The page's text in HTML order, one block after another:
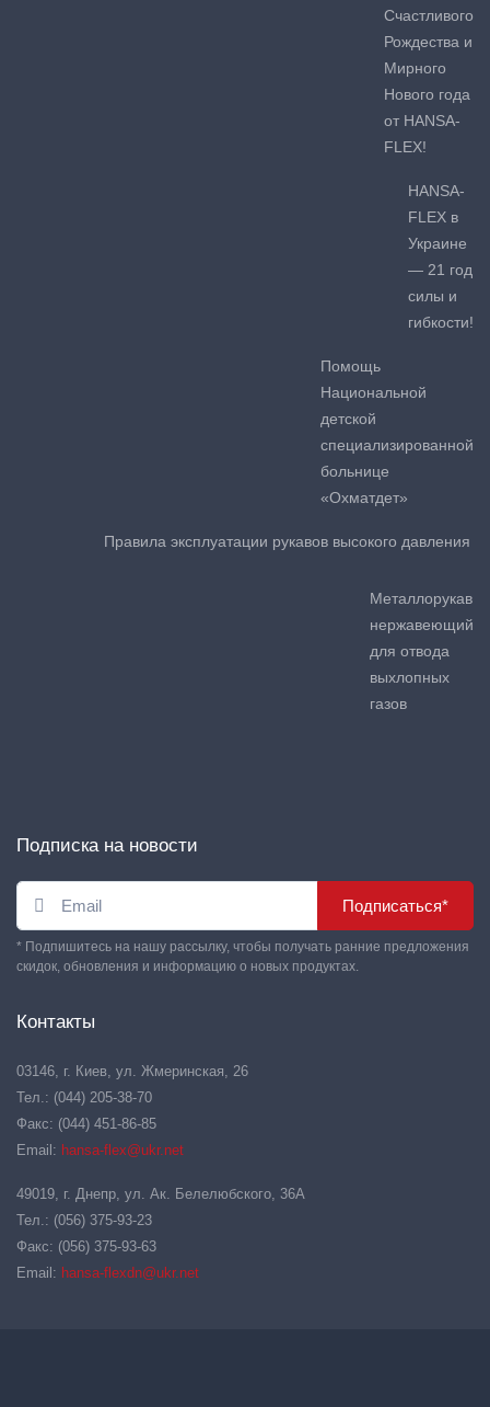
Счастливого
Рождества и
Мирного
Нового года
от HANSA-
FLEX!
HANSA-
FLEX в
Украине
— 21 год
силы и
гибкости!
Помощь
Национальной
детской
специализированной
больнице
«Охматдет»
Правила эксплуатации рукавов высокого давления
Металлорукав
нержавеющий
для отвода
выхлопных
газов
Подписка на новости
Подписаться*
* Подпишитесь на нашу рассылку, чтобы получать ранние предложения
скидок, обновления и информацию о новых продуктах.
Контакты
03146, г. Киев, ул. Жмеринская, 26
Тел.: (044) 205-38-70
Факс: (044) 451-86-85
Email: hansa-flex@ukr.net
49019, г. Днепр, ул. Ак. Белелюбского, 36А
Тел.: (056) 375-93-23
Факс: (056) 375-93-63
Email: hansa-flexdn@ukr.net